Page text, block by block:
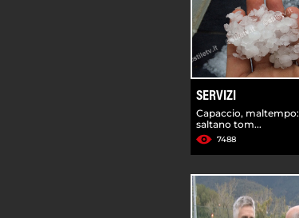
SERVIZI
Capaccio, maltempo:
saltano tom...
7488